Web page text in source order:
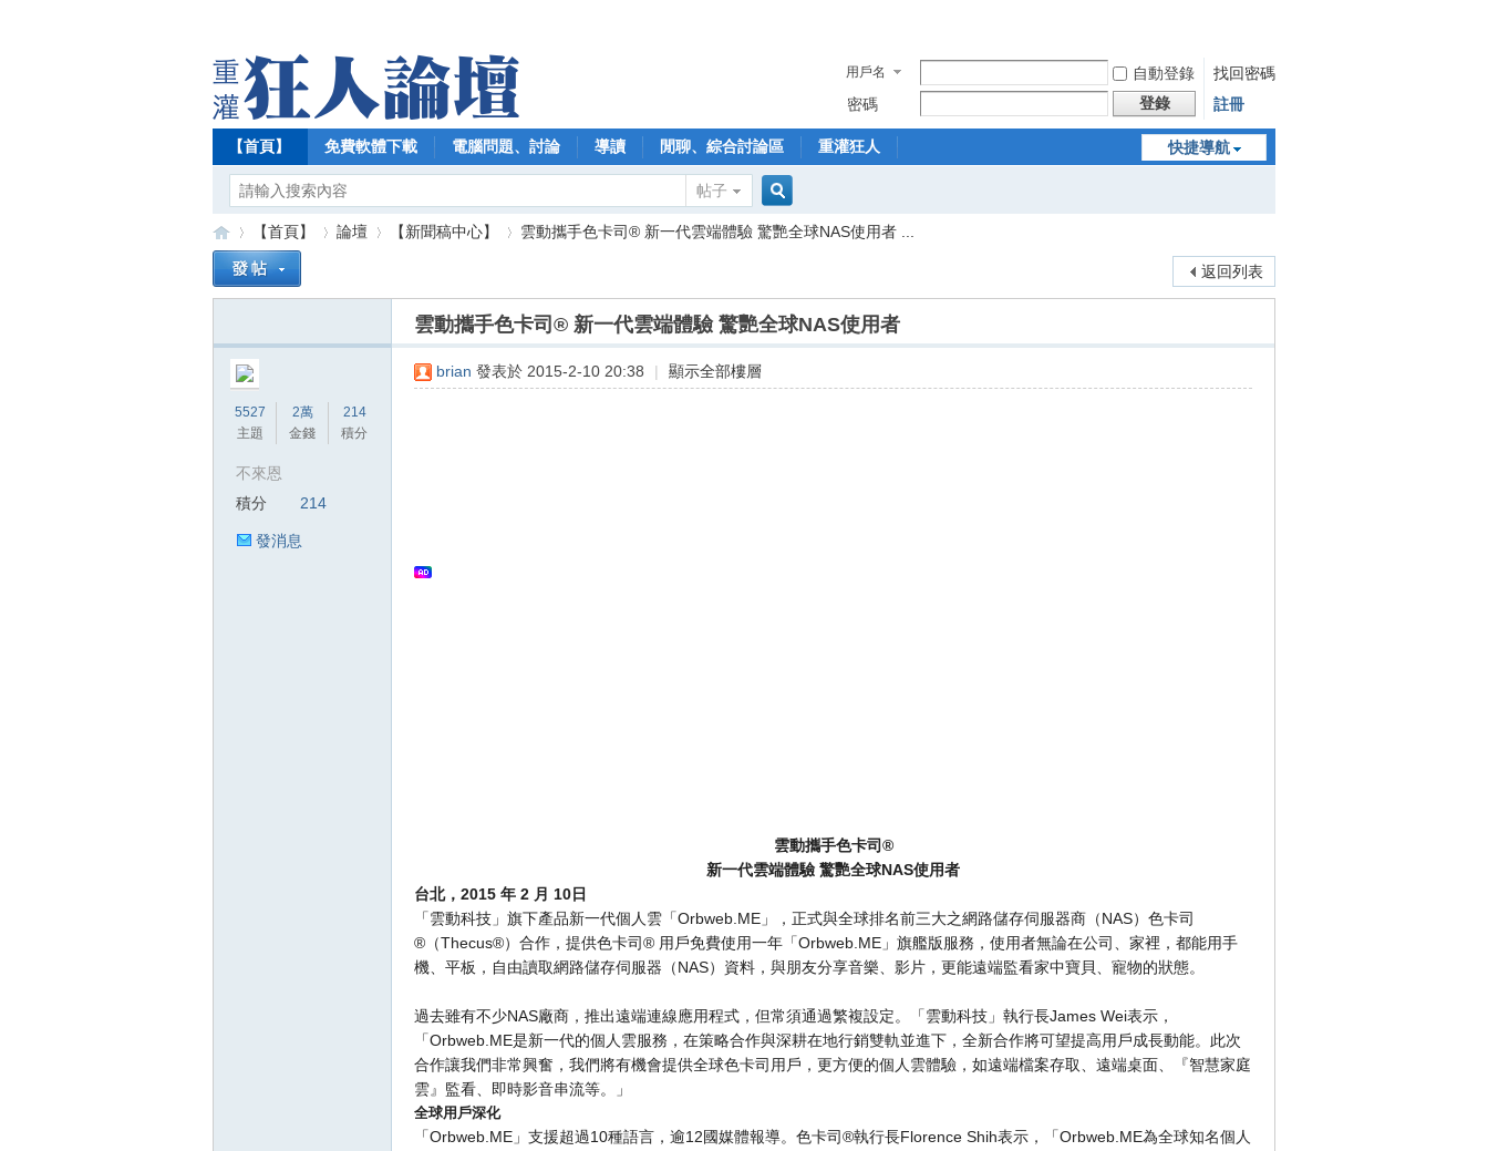
用戶名 自動登錄
找回密碼
密碼
登錄 註冊
快捷導航
【首頁】 免費軟體下載 電腦問題、討論 導讀 閒聊、綜合討論區 重灌狂人
帖子
搜
索
【首頁】 論壇 【新聞稿中心】
›
雲動攜手色卡司® 新一代雲端體驗 驚艷全球NAS使用者 ...
返回列表
雲動攜手色卡司® 新一代雲端體驗 驚艷全球NAS使用者
5527
主題
2萬
金錢
214
積分
不來恩
積分
214
發消息
brian 發表於 2015-2-10 20:38 | 顯示全部樓層
雲動攜手色卡司®
新一代雲端體驗 驚艷全球NAS使用者
台北， 2015 年 2 月 10日
「雲動科技」旗下產品新一代個人雲「Orbweb.ME」，正式與全球排名前三大之網路儲存伺服器商（NAS）色卡司
®（Thecus®）合作，提供色卡司® 用戶免費使用一年「Orbweb.ME」旗艦版服務，使用者無論在公司、家裡，都能用手
機、平板，自由讀取網路儲存伺服器（NAS）資料，與朋友分享音樂、影片，更能遠端監看家中寶貝、寵物的狀態。
過去雖有不少NAS廠商，推出遠端連線應用程式，但常須通過繁複設定。「雲動科技」執行長James Wei表示，
「Orbweb.ME是新一代的個人雲服務，在策略合作與深耕在地行銷雙軌並進下，全新合作將可望提高用戶成長動能。此次
合作讓我們非常興奮，我們將有機會提供全球色卡司用戶，更方便的個人雲體驗，如遠端檔案存取、遠端桌面、『智慧家庭
雲』監看、即時影音串流等。」
全球用戶深化
「Orbweb.ME」支援超過10種語言，逾12國媒體報導。色卡司®執行長Florence Shih表示，「Orbweb.ME為全球知名個人